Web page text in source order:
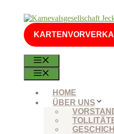
springen
HOME
ÜBER UNS